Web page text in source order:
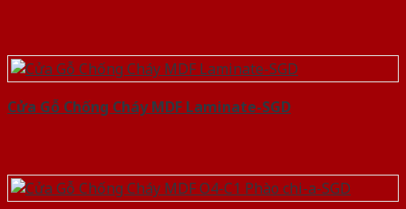
Cửa Gỗ Chống Cháy MDF Laminate-SGD